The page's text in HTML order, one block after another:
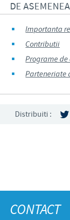
DE
Importanta
Contributii
Programe
Parteneriate
Distribuiti :
CONTACT